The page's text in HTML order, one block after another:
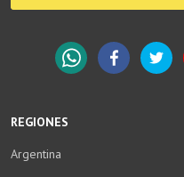
REGIONES
Argentina